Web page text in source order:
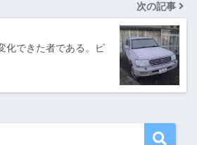
次の記事
化できた者である。ピ